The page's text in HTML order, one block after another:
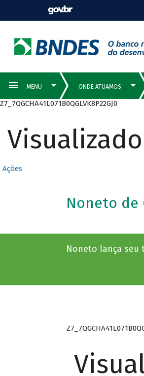
Z7_7QGCHA41L071B0QGLVK8P22GJ0
Ações
Noneto de
Noneto lança seu